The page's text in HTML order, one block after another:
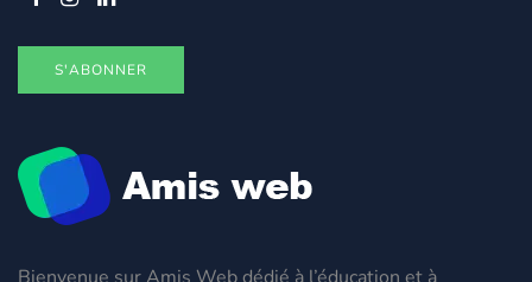
Bienvenue sur Amis Web dédié à l’éducation et à
S'ABONNER